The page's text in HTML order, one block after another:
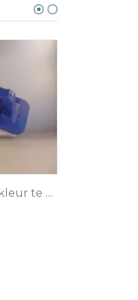
Padhouder met Pad (kleur te bepalen)